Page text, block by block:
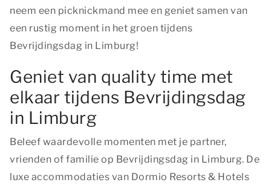
neem een picknickmand mee en geniet samen van
een rustig moment in het groen tijdens
Bevrijdingsdag in Limburg!
Geniet van quality time met
elkaar tijdens Bevrijdingsdag
in Limburg
Beleef waardevolle momenten met je partner,
vrienden of familie op Bevrijdingsdag in Limburg. De
luxe accommodaties van Dormio Resorts & Hotels